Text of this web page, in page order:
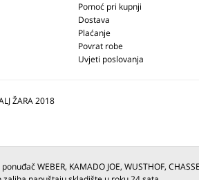
Pomoć pri kupnji
Dostava
Plaćanje
Povrat robe
Uvjeti poslovanja
ŽARA 2018
WEBER, KAMADO JOE, WUSTHOF,